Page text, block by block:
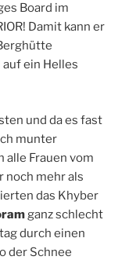
Board im
Damit kann er
auf ein Helles
und da es fast
munter
alle Frauen vom
noch mehr als
das Khyber
ganz schlecht
durch einen
der Schnee